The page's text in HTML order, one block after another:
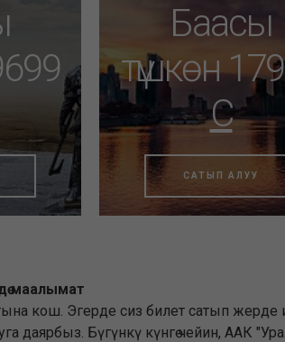
Баасы
түшкөн
C
САТЫП АЛУУ
маалымат
кош. Эгерде сиз билет сатып
даярбыз. Бүгүнкү күнгө чейин, ААК